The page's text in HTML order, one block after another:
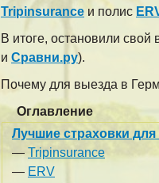
Tripinsurance и полис
В итоге, остановили
и Сравни.ру).
Почему для выезда в
Оглавление
Лучшие страховки
— Tripinsurance
— ERV